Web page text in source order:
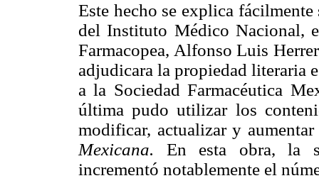
Este hecho se explica
del Instituto Médico Nacional,
Farmacopea, Alfonso Luis
adjudicara la propiedad literaria
a la Sociedad Farmacéutica
última pudo utilizar los
modificar, actualizar y
Mexicana. En esta obra, la
incrementó notablemente el